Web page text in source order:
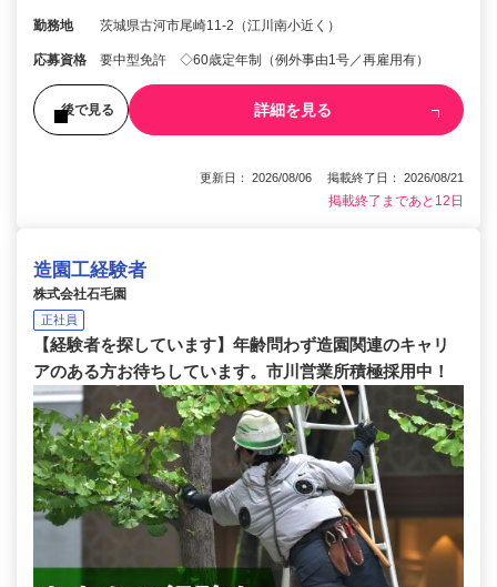
勤務地 茨城県古河市尾崎11-2（江川南小近く）
応募資格 要中型免許 ◇60歳定年制（例外事由1号／再雇用有）
後で見る 詳細を見る
更新日： 2026/08/06 掲載終了日： 2026/08/21
掲載終了まであと12日
造園工経験者
株式会社石毛園
正社員
【経験者を探しています】年齢問わず造園関連のキャリ
アのある方お待ちしています。市川営業所積極採用中！